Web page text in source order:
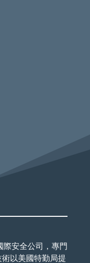
際安全公司，專門
以美國特勤局提